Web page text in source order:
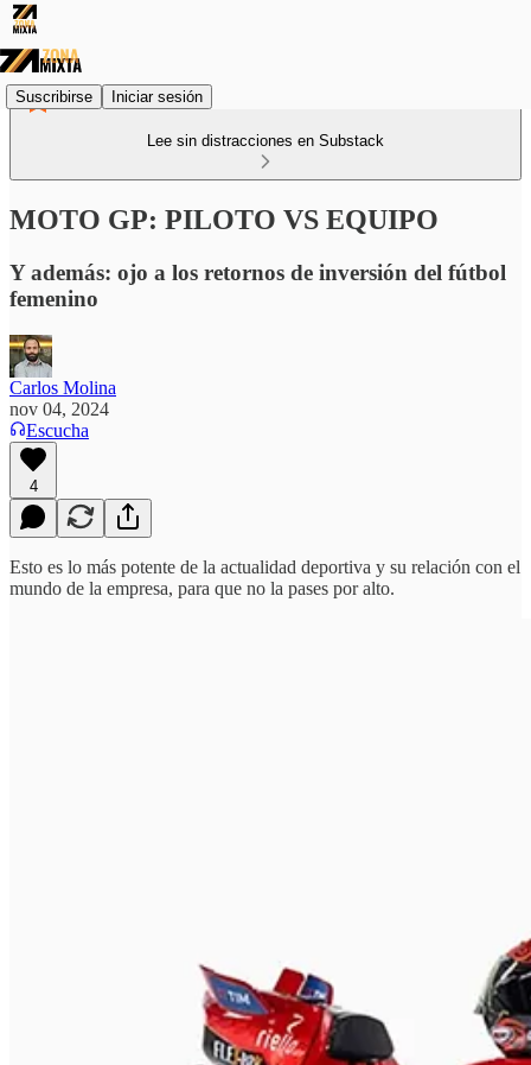
Suscribirse Iniciar sesión
Lee sin distracciones en Substack
MOTO GP: PILOTO VS EQUIPO
Y además: ojo a los retornos de inversión del fútbol
femenino
Carlos Molina
nov 04, 2024
Escucha
4
Esto es lo más potente de la actualidad deportiva y su relación con el
mundo de la empresa, para que no la pases por alto.